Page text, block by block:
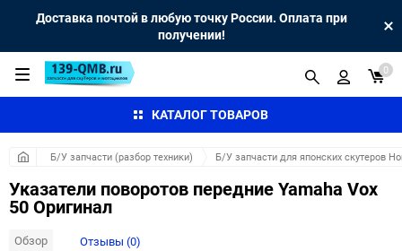
Доставка почтой в любую точку России. Оплата при
получении!
КАТАЛОГ ТОВАРОВ
0
Б/У запчасти (разбор техники) Б/У запчасти для японских скутеров
Указатели поворотов передние Yamaha Vox
50 Оригинал
Обзор Отзывы (0)